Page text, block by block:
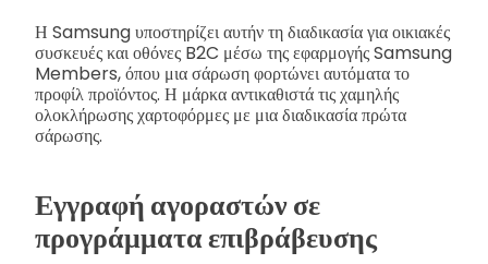
Η Samsung υποστηρίζει αυτήν τη διαδικασία για οικιακές
συσκευές και οθόνες B2C μέσω της εφαρμογής Samsung
Members, όπου μια σάρωση φορτώνει αυτόματα το
προφίλ προϊόντος. Η μάρκα αντικαθιστά τις χαμηλής
ολοκλήρωσης χαρτοφόρμες με μια διαδικασία πρώτα
σάρωσης.
Εγγραφή αγοραστών σε
προγράμματα επιβράβευσης